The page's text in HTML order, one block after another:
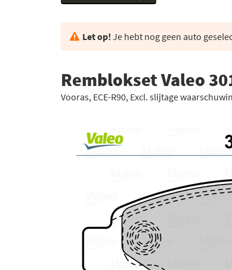
Let op! Je hebt nog geen auto
Remblokset Valeo
Vooras, ECE-R90, Excl. slijtage